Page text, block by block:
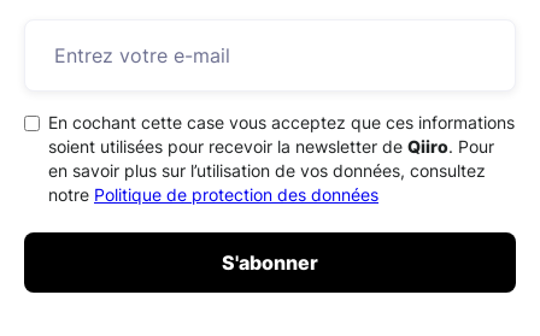
En cochant cette case vous acceptez que ces informations
soient utilisées pour recevoir la newsletter de Qiiro. Pour
en savoir plus sur l’utilisation de vos données, consultez
notre Politique de protection des données